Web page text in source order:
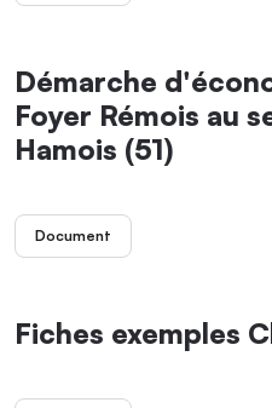
Démarche
Foyer Rémois au
Hamois (51)
Document
Fiches exemples